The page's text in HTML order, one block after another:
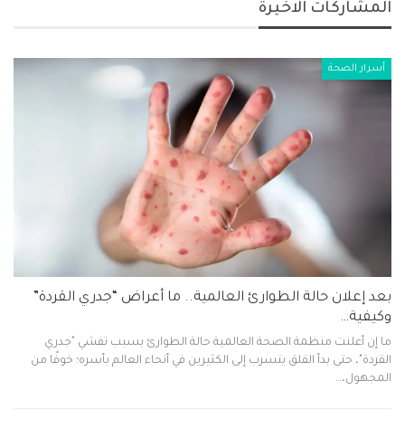
المشاركات الاخيرة
أسرار الصحة
بعد إعلان حالة الطوارئ العالمية.. ما أعراض “جدري القردة”
وكيفية…
ما إن أعلنت منظمة الصحة العالمية حالة الطوارئ بسبب تفشي "جدري
القردة"، حتى بدأ القلق يتسرب إلى الكثيرين في أنحاء العالم بأسره؛ خوفًا من
المجهول،…